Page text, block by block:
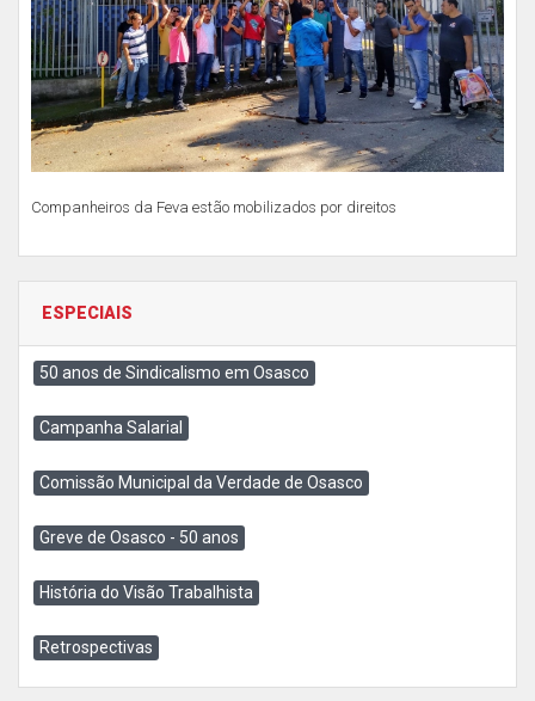
Companheiros da Feva estão mobilizados por direitos
ESPECIAIS
50 anos de Sindicalismo em Osasco
Campanha Salarial
Comissão Municipal da Verdade de Osasco
Greve de Osasco - 50 anos
História do Visão Trabalhista
Retrospectivas